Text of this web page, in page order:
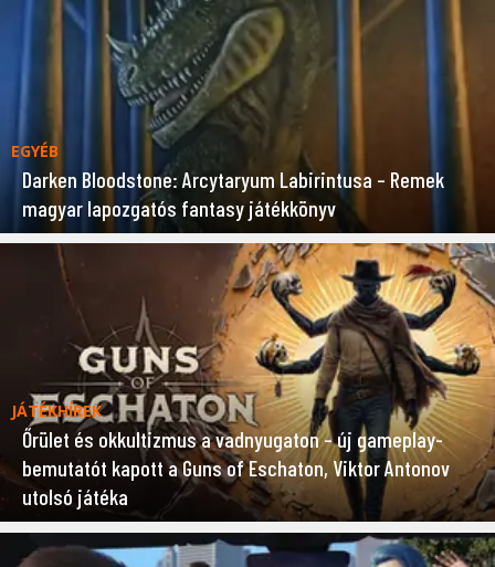
EGYÉB
Darken Bloodstone: Arcytaryum Labirintusa – Remek
magyar lapozgatós fantasy játékkönyv
JÁTÉKHÍREK
Őrület és okkultizmus a vadnyugaton – új gameplay-
bemutatót kapott a Guns of Eschaton, Viktor Antonov
utolsó játéka